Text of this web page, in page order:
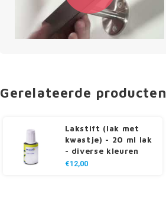
Gerelateerde producten
Lakstift (lak met
kwastje) - 20 ml lak
- diverse kleuren
€12,00